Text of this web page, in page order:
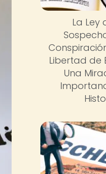
La Ley
Libertad de
Una